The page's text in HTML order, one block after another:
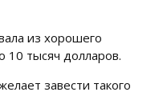
из хорошего
10 тысяч долларов.
завести такого